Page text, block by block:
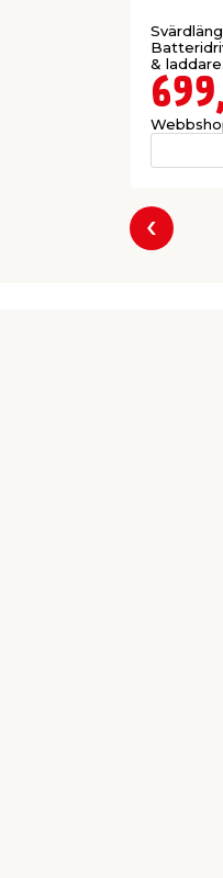
& laddare.